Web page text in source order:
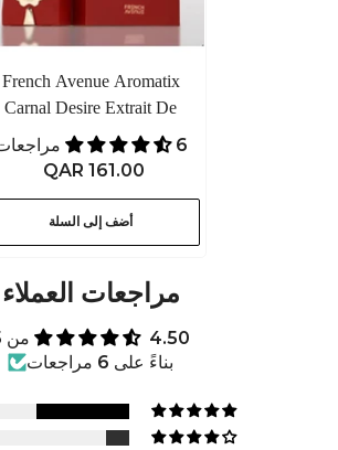
French Avenue Aromatix
Carnal Desire Extrait De
Perfume
6 مراجعات
QAR 161.00
أضف إلى السلة
مراجعات العملاء
4.50 من 5
بناءً على 6 مراجعات